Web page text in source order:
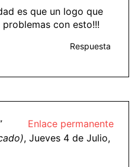
es que un logo que
con esto!!!
Respuesta
Enlace permanente
, Jueves 4 de Julio,